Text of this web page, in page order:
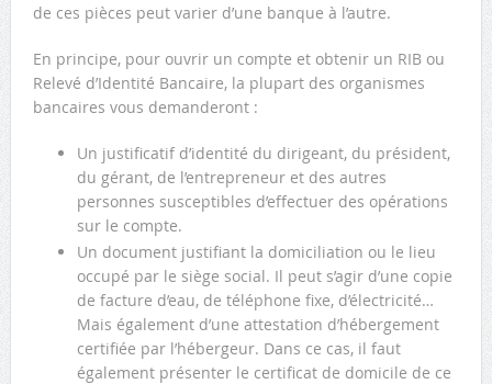
de ces pièces peut varier d’une banque à l’autre.
En principe, pour ouvrir un compte et obtenir un RIB ou
Relevé d’Identité Bancaire, la plupart des organismes
bancaires vous demanderont :
Un justificatif d’identité du dirigeant, du président,
du gérant, de l’entrepreneur et des autres
personnes susceptibles d’effectuer des opérations
sur le compte.
Un document justifiant la domiciliation ou le lieu
occupé par le siège social. Il peut s’agir d’une copie
de facture d’eau, de téléphone fixe, d’électricité…
Mais également d’une attestation d’hébergement
certifiée par l’hébergeur. Dans ce cas, il faut
également présenter le certificat de domicile de ce